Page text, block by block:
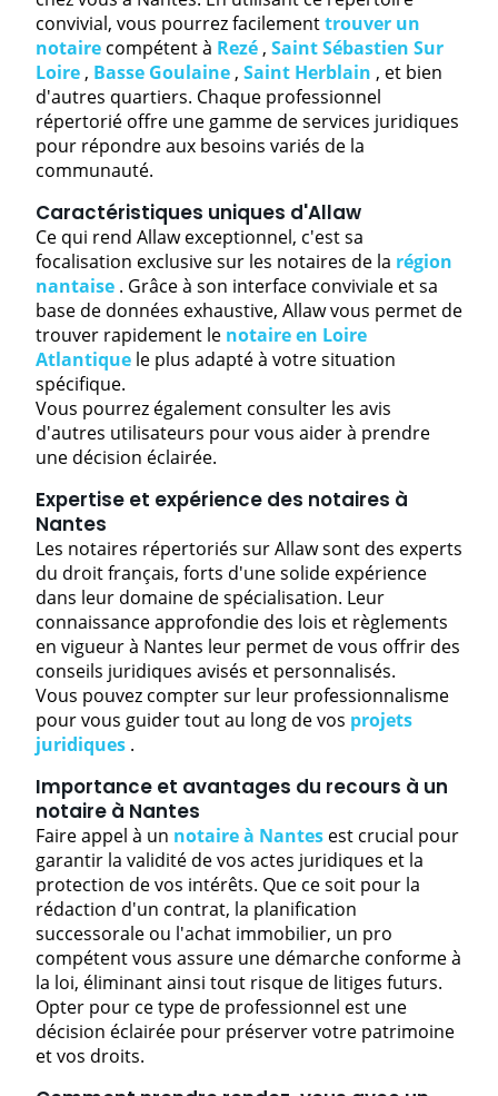
convivial, vous pourrez facilementtrouver un
notaire compétent à Rezé , Saint Sébastien Sur
Loire , Basse Goulaine , Saint Herblain , et bien
d'autres quartiers. Chaque professionnel
répertorié offre une gamme de services juridiques
pour répondre aux besoins variés de la
communauté.
Caractéristiques uniques d'Allaw
Ce qui rend Allaw exceptionnel, c'est sa
focalisation exclusive sur les notaires de la région
nantaise . Grâce à son interface conviviale et sa
base de données exhaustive, Allaw vous permet de
trouver rapidement le notaire en Loire
Atlantique le plus adapté à votre situation
spécifique.
Vous pourrez également consulter les avis
d'autres utilisateurs pour vous aider à prendre
une décision éclairée.
Expertise et expérience des notaires à
Nantes
Les notaires répertoriés sur Allaw sont des experts
du droit français, forts d'une solide expérience
dans leur domaine de spécialisation. Leur
connaissance approfondie des lois et règlements
en vigueur à Nantes leur permet de vous offrir des
conseils juridiques avisés et personnalisés.
Vous pouvez compter sur leur professionnalisme
pour vous guider tout au long de vos projets
juridiques .
Importance et avantages du recours à un
notaire à Nantes
Faire appel à un notaire à Nantes est crucial pour
garantir la validité de vos actes juridiques et la
protection de vos intérêts. Que ce soit pour la
rédaction d'un contrat, la planification
successorale ou l'achat immobilier, un pro
compétent vous assure une démarche conforme à
la loi, éliminant ainsi tout risque de litiges futurs.
Opter pour ce type de professionnel est une
décision éclairée pour préserver votre patrimoine
et vos droits.